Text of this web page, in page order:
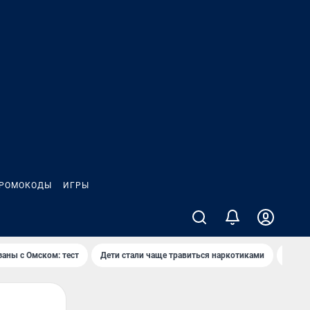
ИГРЫ
с Омском: тест Дети стали чаще травиться наркотиками